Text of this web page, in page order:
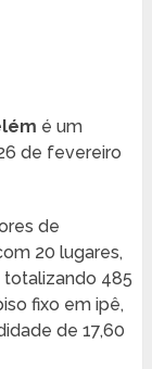
é um
de fevereiro
de
20 lugares,
totalizando 485
fixo em ipê,
de 17,60